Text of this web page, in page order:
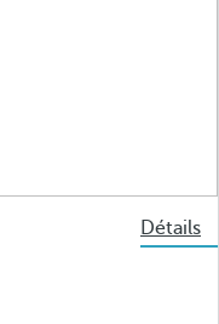
Détails